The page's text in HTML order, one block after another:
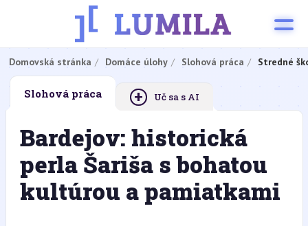
Domovská stránka Domáce úlohy Slohová práca Stredné
Slohová práca + Uč sa s AI
Bardejov: historická
perla Šariša s bohatou
kultúrou a pamiatkami